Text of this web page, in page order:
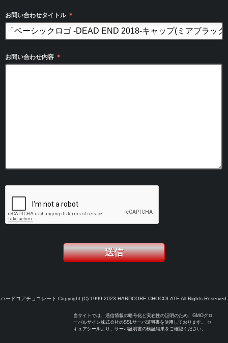
お問い合わせタイトル ＊
お問い合わせ内容 ＊
ハードコアチョコレート Copyright (C) 1999-2023 HARDCORE CHOCOLATE All Rights Reserved.
当サイトでは、通信情報の暗号化と実在性の証明のため、GMOグロ
ーバルサイン株式会社のSSLサーバ証明書を使用しております。 セ
キュアシールより、サーバ証明書の検証結果をご確認ください。